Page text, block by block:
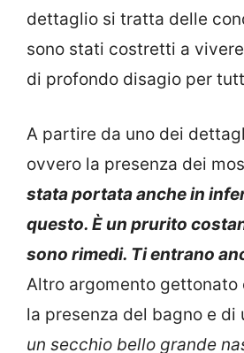
dettaglio si tratta delle
sono stati costretti a
di profondo disagio per
A partire da uno dei
ovvero la presenza dei
stata portata anche in
questo. È un prurito
sono rimedi. Ti entrano
Altro argomento gettonato
la presenza del bagno e di
un secchio bello grande